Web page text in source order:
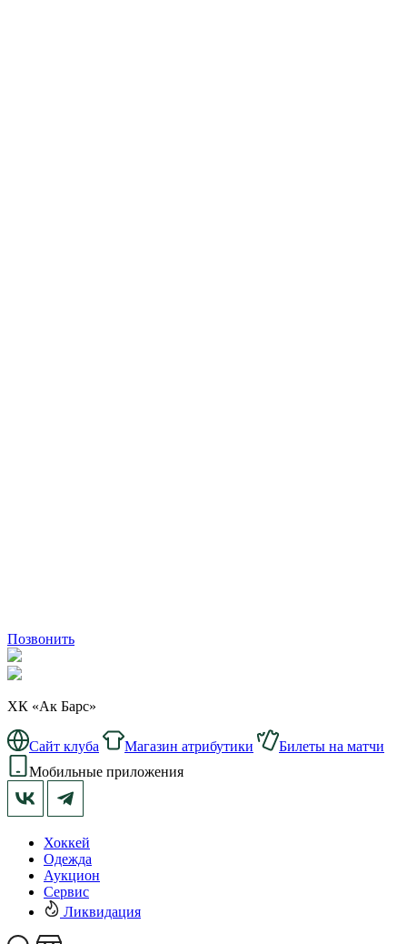
Позвонить
ХК «Ак Барс»
Сайт клуба Магазин атрибутики
Билеты на матчи
Мобильные приложения
Хоккей
Одежда
Аукцион
Сервис
Ликвидация